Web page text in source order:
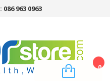
086 963 0963
0